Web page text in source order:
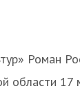
Роман
области